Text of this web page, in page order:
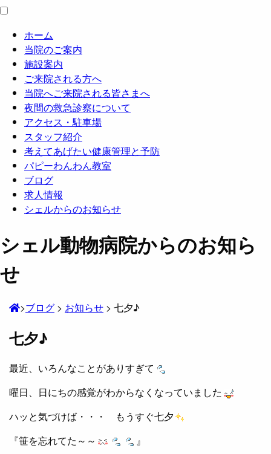
ホーム
当院のご案内
施設案内
ご来院される方へ
当院へご来院される皆さまへ
夜間の救急診察について
アクセス・駐車場
スタッフ紹介
考えてあげたい健康管理と予防
パピーわんわん教室
ブログ
求人情報
シェルからのお知らせ
シェル動物病院からのお知ら
せ
>ブログ > お知らせ > 七夕♪
七夕♪
最近、いろんなことがありすぎて
曜日、日にちの感覚がわからなくなっていました
ハッと気づけば・・・ もうすぐ七夕
『笹を忘れてた～～
』